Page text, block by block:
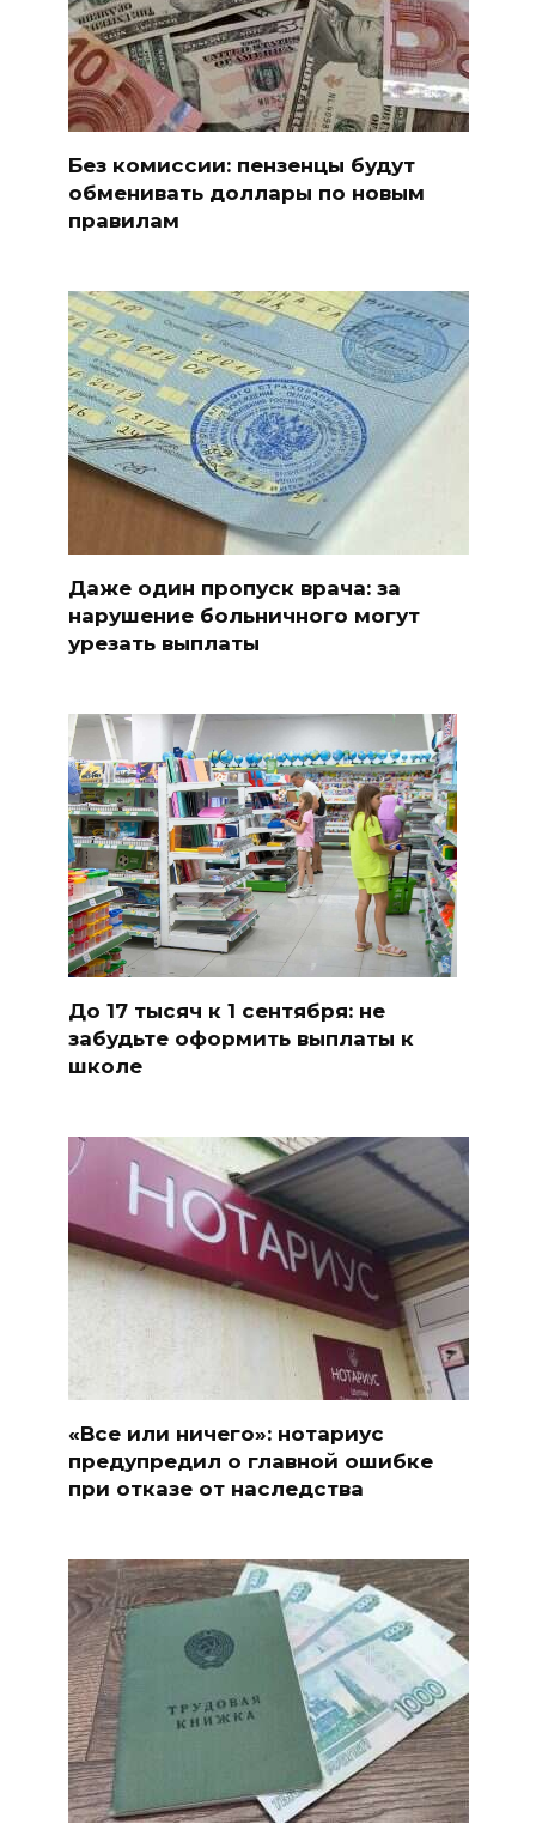
Без комиссии: пензенцы будут
обменивать доллары по новым
правилам
Даже один пропуск врача: за
нарушение больничного могут
урезать выплаты
До 17 тысяч к 1 сентября: не
забудьте оформить выплаты к
школе
«Все или ничего»: нотариус
предупредил о главной ошибке
при отказе от наследства